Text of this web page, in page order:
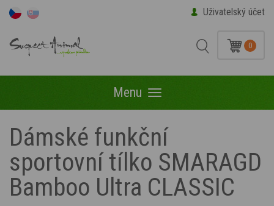
Uživatelský účet
0
Menu Menu
Dámské funkční
sportovní tílko SMARAGD
Bamboo Ultra CLASSIC